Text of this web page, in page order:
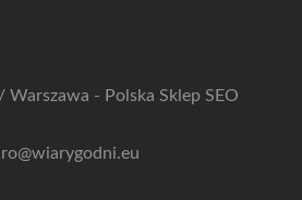
Warszawa - Polska Sklep SEO